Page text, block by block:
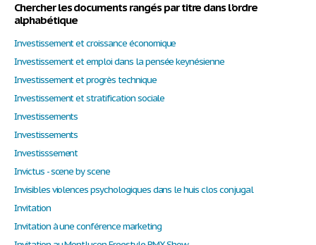
Chercher les documents rangés par titre dans l'ordre
alphabétique
Investissement et croissance économique
Investissement et emploi dans la pensée keynésienne
Investissement et progrès technique
Investissement et stratification sociale
Investissements
Investissements
Investisssement
Invictus - scene by scene
Invisibles violences psychologiques dans le huis clos conjugal
Invitation
Invitation à une conférence marketing